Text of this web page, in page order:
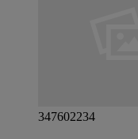
347602234